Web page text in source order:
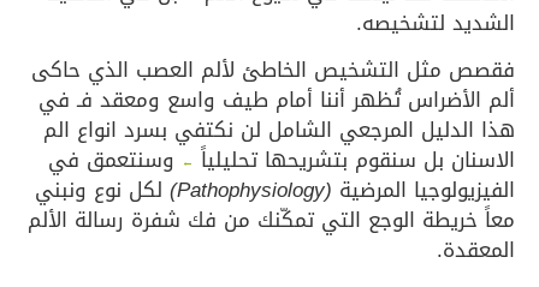
الشديد لتشخيصه.
فقصص مثل التشخيص الخاطئ لألم العصب الذي حاكى
ألم الأضراس تُظهر أننا أمام طيف واسع ومعقد فـ في
هذا الدليل المرجعي الشامل لن نكتفي بسرد انواع الم
الاسنان بل سنقوم بتشريحها تحليلياً ← وسنتعمق في
الفيزيولوجيا المرضية (Pathophysiology) لكل نوع ونبني
معاً خريطة الوجع التي تمكّنك من فك شفرة رسالة الألم
المعقدة.